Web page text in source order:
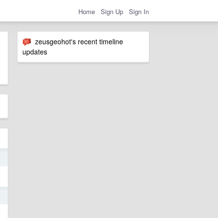
Home Sign Up Sign In
zeusgeohot's recent timeline
updates